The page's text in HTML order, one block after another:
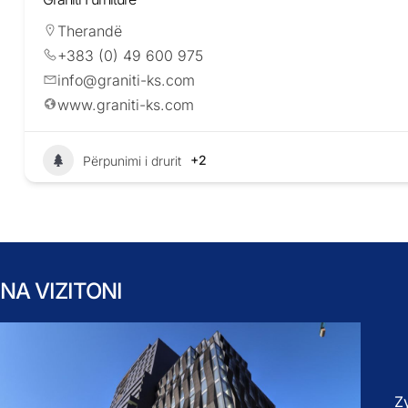
Therandë
+383 (0) 49 600 975
info@graniti-ks.com
www.graniti-ks.com
Përpunimi i drurit +2
NA VIZITONI